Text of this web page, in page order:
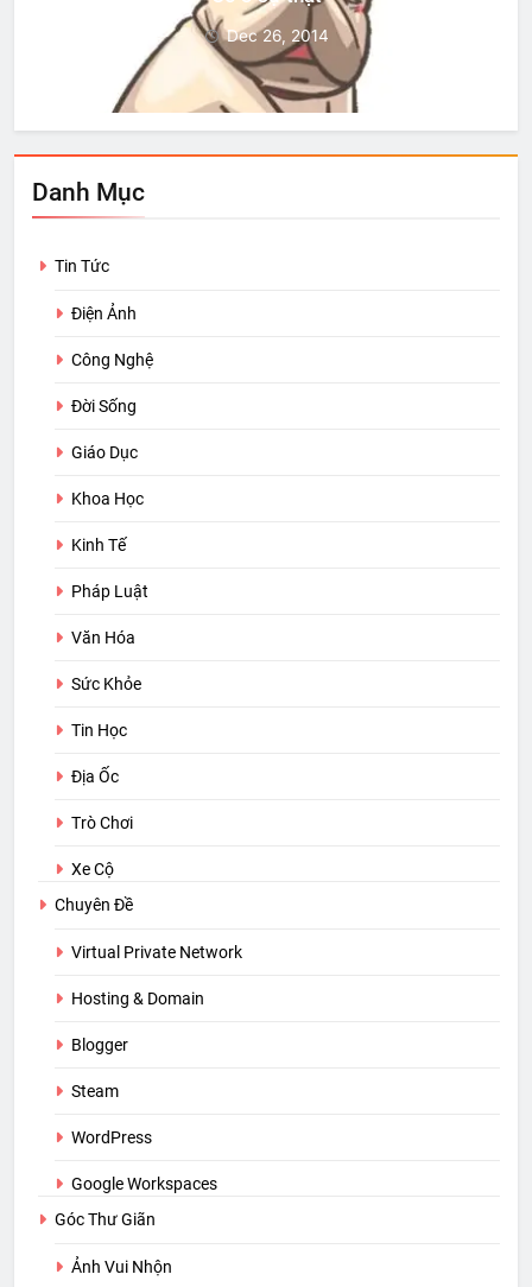
Dec 26, 2014
Danh Mục
Tin Tức
Điện Ảnh
Công Nghệ
Đời Sống
Giáo Dục
Khoa Học
Kinh Tế
Pháp Luật
Văn Hóa
Sức Khỏe
Tin Học
Địa Ốc
Trò Chơi
Xe Cộ
Chuyên Đề
Virtual Private Network
Hosting & Domain
Blogger
Steam
WordPress
Google Workspaces
Góc Thư Giãn
Ảnh Vui Nhộn